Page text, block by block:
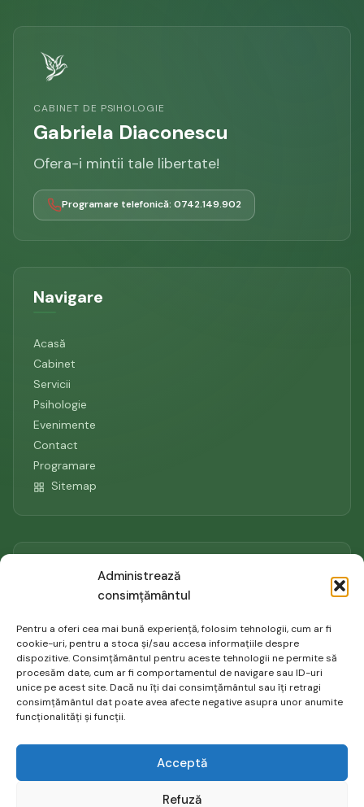
Administrează
consimțământul
Pentru a oferi cea mai bună experiență, folosim tehnologii, cum ar fi
cookie-uri, pentru a stoca și/sau accesa informațiile despre
dispozitive. Consimțământul pentru aceste tehnologii ne permite să
procesăm date, cum ar fi comportamentul de navigare sau ID-uri
unice pe acest site. Dacă nu îți dai consimțământul sau îți retragi
consimțământul dat poate avea afecte negative asupra unor anumite
funcționalități și funcții.
Acceptă
Refuză
CABINET DE PSIHOLOGIE
Gabriela Diaconescu
Ofera-i mintii tale libertate!
Programare telefonică: 0742.149.902
Navigare
Acasă
Cabinet
Servicii
Psihologie
Evenimente
Contact
Programare
Sitemap
Contact
gabriela@psiholog-in-bucuresti.ro
Aleea Niculitel 2, sector 4, Bucuresti
© 2026Gabriela Diaconescu | Psiholog in Bucuresti.